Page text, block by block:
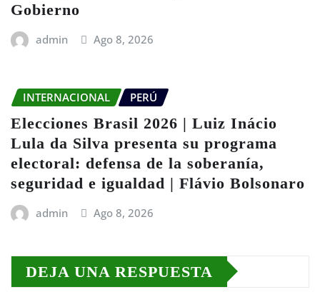
Gobierno
admin Ago 8, 2026
INTERNACIONAL PERÚ
Elecciones Brasil 2026 | Luiz Inácio
Lula da Silva presenta su programa
electoral: defensa de la soberanía,
seguridad e igualdad | Flávio Bolsonaro
admin Ago 8, 2026
DEJA UNA RESPUESTA